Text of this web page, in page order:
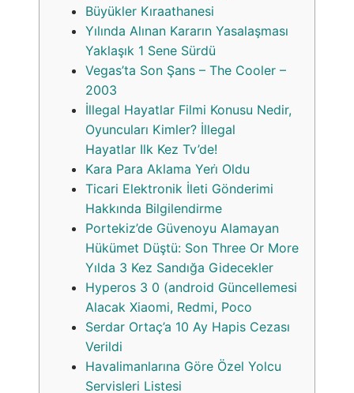
Büyükler Kıraathanesi
Yılında Alınan Kararın Yasalaşması
Yaklaşık 1 Sene Sürdü
Vegas’ta Son Şans – The Cooler –
2003
İllegal Hayatlar Filmi Konusu Nedir,
Oyuncuları Kimler? İllegal
Hayatlar Ilk Kez Tv’de!
Kara Para Aklama Yeri̇ Oldu
Ticari Elektronik İleti Gönderimi
Hakkında Bilgilendirme
Portekiz’de Güvenoyu Alamayan
Hükümet Düştü: Son Three Or More
Yılda 3 Kez Sandığa Gidecekler
Hyperos 3 0 (android Güncellemesi
Alacak Xiaomi, Redmi, Poco
Serdar Ortaç’a 10 Ay Hapis Cezası
Verildi
Havalimanlarına Göre Özel Yolcu
Servisleri Listesi